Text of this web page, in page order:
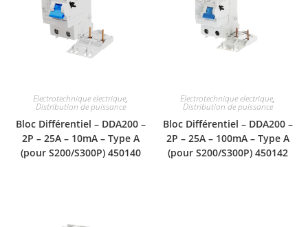
Electrotechnique electrique,
Distribution de puissance
Bloc Différentiel – DDA200 –
2P – 25A – 10mA – Type A
(pour S200/S300P) 450140
Electrotechnique electrique,
Distribution de puissance
Bloc Différentiel – DDA200 –
2P – 25A – 100mA – Type A
(pour S200/S300P) 450142